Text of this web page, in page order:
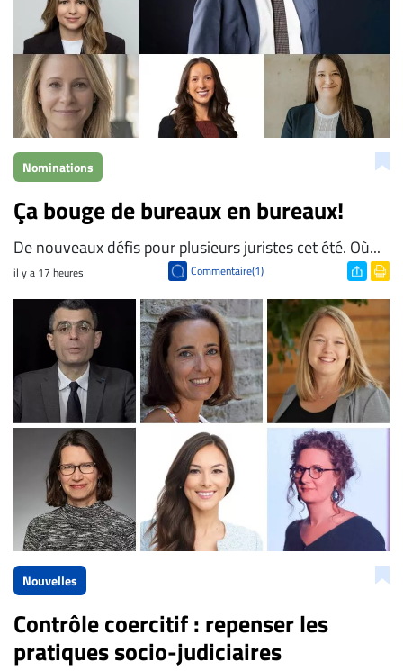
Nominations
Ça bouge de bureaux en bureaux!
De nouveaux défis pour plusieurs juristes cet été. Où...
il y a 17 heures Commentaire(1)
Nouvelles
Contrôle coercitif : repenser les
pratiques socio-judiciaires